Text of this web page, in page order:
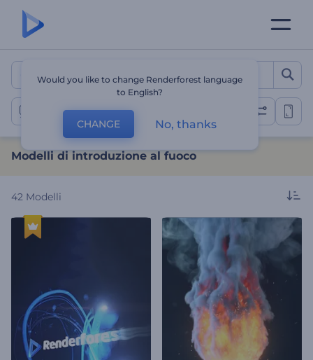
Modelli di introduzione al
Esplosioni e fiamme rivelano
Modelli di introduzione al fuoco
42 Modelli
Would you like to change Renderforest language
to English?
CHANGE No, thanks